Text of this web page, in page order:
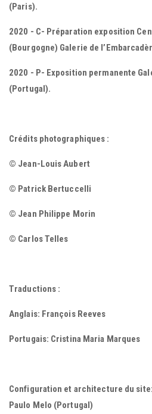
(Paris).
2020 - C- Préparation exposition
(Bourgogne) Galerie de
2020 - P- Exposition permanente
(Portugal).
Crédits photographiques :
© Jean-Louis Aubert
© Patrick Bertuccelli
© Jean Philippe Morin
© Carlos Telles
Traductions :
Anglais: François Reeves
Portugais: Cristina Maria Marques
Configuration et architecture du
Paulo Melo (Portugal)